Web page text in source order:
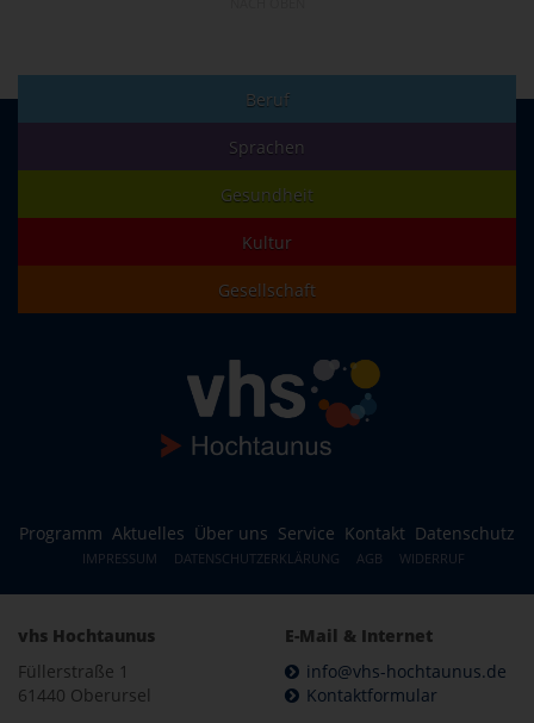
Beruf
Sprachen
Gesundheit
Kultur
Gesellschaft
Programm Aktuelles Über uns Service Kontakt Datenschutz
IMPRESSUM DATENSCHUTZERKLÄRUNG AGB WIDERRUF
vhs Hochtaunus
Füllerstraße 1
61440 Oberursel
E-Mail & Internet
info@vhs-hochtaunus.de
Kontaktformular